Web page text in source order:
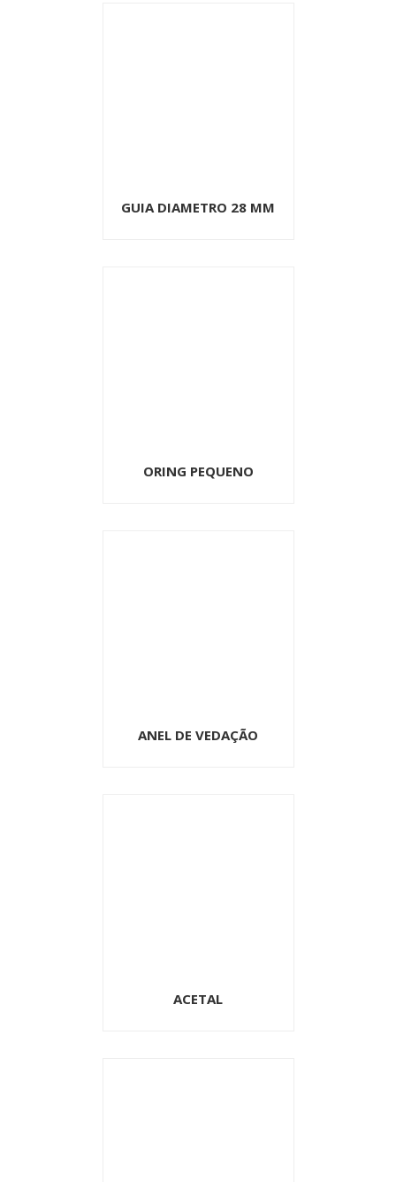
GUIA DIAMETRO 28 MM
ORING PEQUENO
ANEL DE VEDAÇÃO
ACETAL